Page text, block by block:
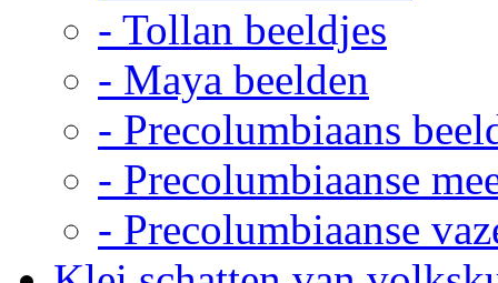
- Tollan beeldjes
- Maya beelden
- Precolumbiaans
- Precolumbiaanse
- Precolumbiaanse